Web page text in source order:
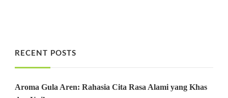
RECENT POSTS
Aroma Gula Aren: Rahasia Cita Rasa Alami yang Khas